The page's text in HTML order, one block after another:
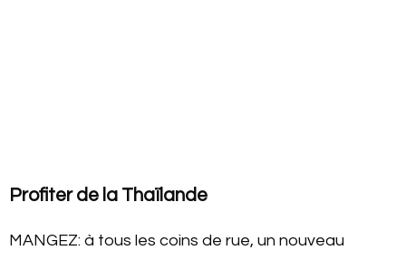
Profiter de la Thaïlande
MANGEZ: à tous les coins de rue, un nouveau